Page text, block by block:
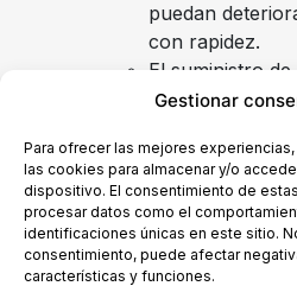
Gestionar
Para ofrecer las mejores
las cookies para almacenar y/o
dispositivo. El consentimiento de
procesar datos como el
identificaciones únicas en este sitio.
consentimiento, puede afectar
características y funciones.
puedan
con rapidez.
El suministro de
precintados que
de protección
higiene y que
desprecintados
El suministro de
después de su